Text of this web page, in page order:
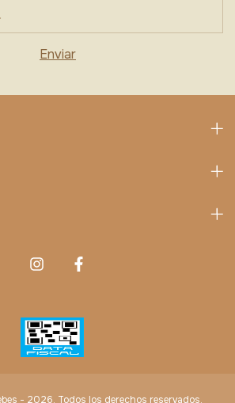
- 2026. Todos los derechos reservados.